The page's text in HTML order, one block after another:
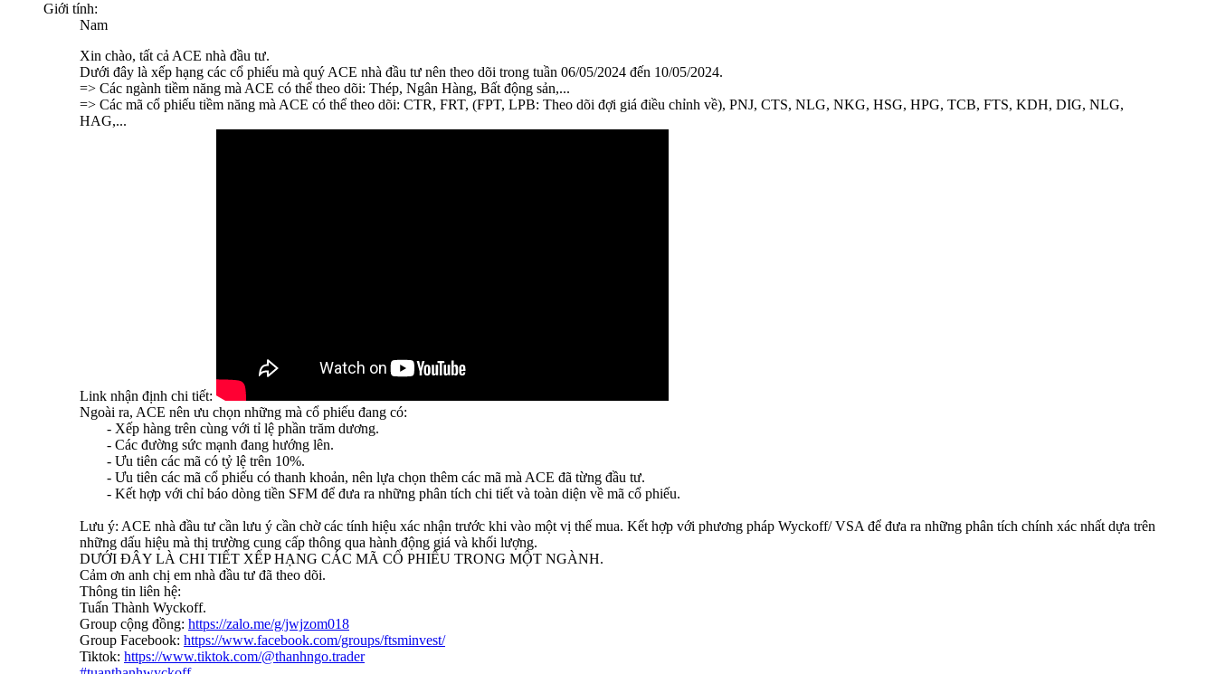
Giới tính:
Nam
Xin chào, tất cả ACE nhà đầu tư.
Dưới đây là xếp hạng các cổ phiếu mà quý ACE nhà đầu tư nên theo dõi trong tuần 06/05/2024 đến 10/05/2024.
=> Các ngành tiềm năng mà ACE có thể theo dõi: Thép, Ngân Hàng, Bất động sản,...
=> Các mã cổ phiếu tiềm năng mà ACE có thể theo dõi: CTR, FRT, (FPT, LPB: Theo dõi đợi giá điều chỉnh về), PNJ, CTS, NLG, NKG, HSG, HPG, TCB, FTS, KDH, DIG, NLG,
HAG,...
Link nhận định chi tiết:
Ngoài ra, ACE nên ưu chọn những mà cổ phiếu đang có:
- Xếp hàng trên cùng với tỉ lệ phần trăm dương.
- Các đường sức mạnh đang hướng lên.
- Ưu tiên các mã có tỷ lệ trên 10%.
- Ưu tiên các mã cổ phiếu có thanh khoản, nên lựa chọn thêm các mã mà ACE đã từng đầu tư.
- Kết hợp với chỉ báo dòng tiền SFM để đưa ra những phân tích chi tiết và toàn diện về mã cổ phiếu.​
Lưu ý: ACE nhà đầu tư cần lưu ý cần chờ các tính hiệu xác nhận trước khi vào một vị thế mua. Kết hợp với phương pháp Wyckoff/ VSA để đưa ra những phân tích chính xác nhất dựa trên
những dấu hiệu mà thị trường cung cấp thông qua hành động giá và khối lượng.
DƯỚI ĐÂY LÀ CHI TIẾT XẾP HẠNG CÁC MÃ CỔ PHIẾU TRONG MỘT NGÀNH.
Cảm ơn anh chị em nhà đầu tư đã theo dõi.
Thông tin liên hệ:
Tuấn Thành Wyckoff.
Group cộng đồng: https://zalo.me/g/jwjzom018
Group Facebook: https://www.facebook.com/groups/ftsminvest/
Tiktok: https://www.tiktok.com/@thanhngo.trader